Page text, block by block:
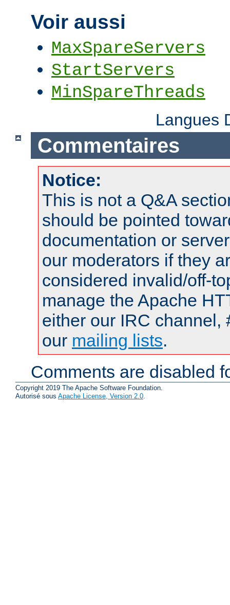
Voir aussi
MaxSpareServers
StartServers
MinSpareThreads
Langues
Commentaires
Notice:
This is not a Q&A
should be pointed
documentation or
our moderators if they
considered invalid/off-
manage the Apache
either our IRC channel,
our mailing lists.
Comments are disabled
Copyright 2019 The Apache Software Foundation.
Autorisé sous Apache License, Version 2.0